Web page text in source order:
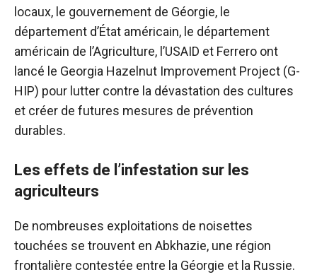
locaux, le gouvernement de Géorgie, le
département d’État américain, le département
américain de l’Agriculture, l’USAID et Ferrero ont
lancé le Georgia Hazelnut Improvement Project (G-
HIP) pour lutter contre la dévastation des cultures
et créer de futures mesures de prévention
durables.
Les effets de l’infestation sur les
agriculteurs
De nombreuses exploitations de noisettes
touchées se trouvent en Abkhazie, une région
frontalière contestée entre la Géorgie et la Russie.